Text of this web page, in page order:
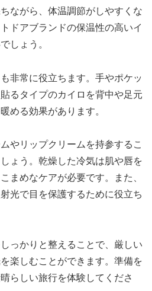
ながら、体温調節がしやすくな
ドアブランドの保温性の高いイ
しょう。
非常に役立ちます。手やポケッ
るタイプのカイロを背中や足元
める効果があります。
やリップクリームを持参するこ
ょう。乾燥した冷気は肌や唇を
まめなケアが必要です。また、
光で目を保護するために役立ち
っかりと整えることで、厳しい
楽しむことができます。準備を
らしい旅行を体験してくださ